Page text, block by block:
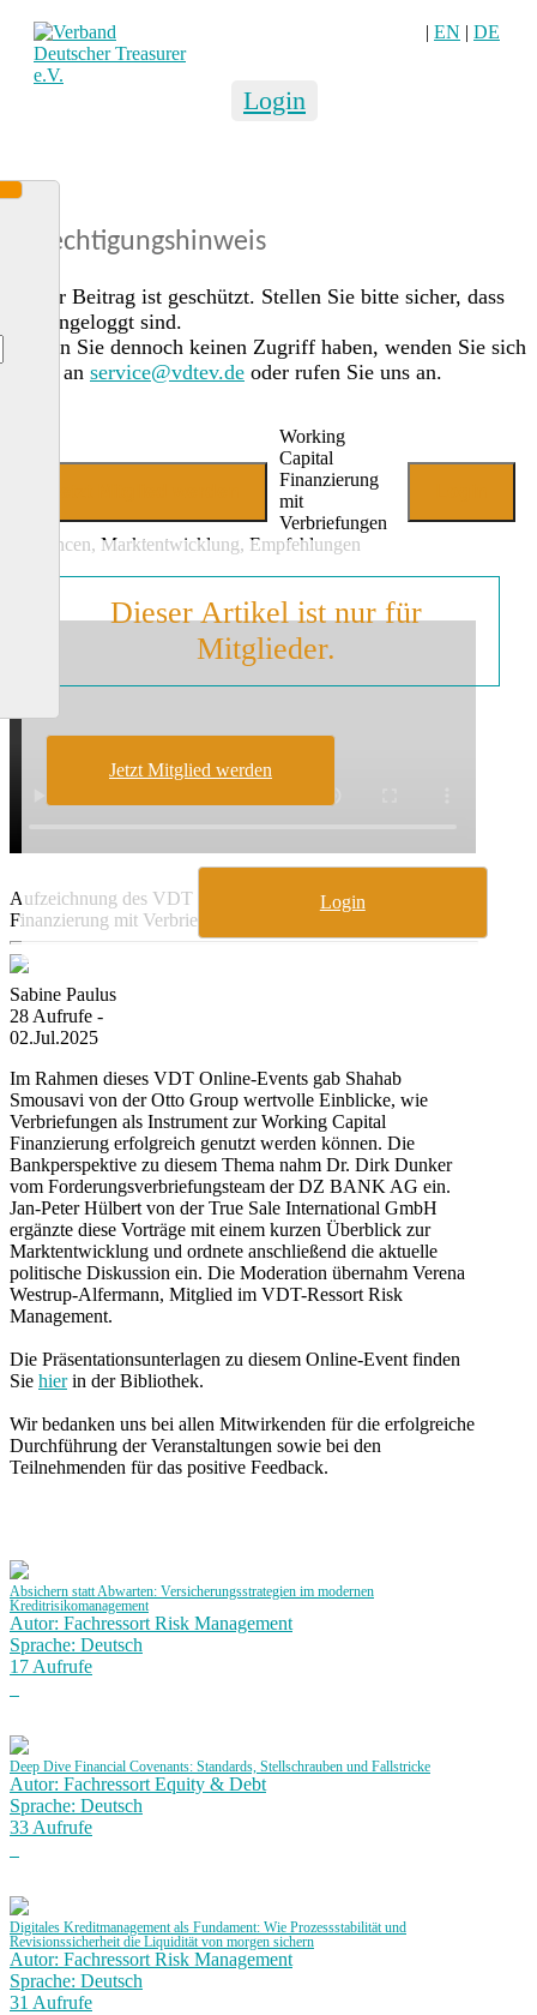
| EN | DE
Login
Berechtigungshinweis
Dieser Beitrag ist geschützt. Stellen Sie bitte sicher, dass
Sie eingeloggt sind.
Sollten Sie dennoch keinen Zugriff haben, wenden Sie sich
gerne an service@vdtev.de oder rufen Sie uns an.
Working
Capital
Finanzierung
mit
Verbriefungen
– Chancen, Marktentwicklung, Empfehlungen
Dieser Artikel ist nur für
Mitglieder.
Jetzt Mitglied werden
Login
Aufzeichnung des VDT Online-Events „Working Capital
Finanzierung mit Verbriefungen“
Sabine Paulus
28 Aufrufe -
02.Jul.2025
Im Rahmen dieses VDT Online-Events gab Shahab
Smousavi von der Otto Group wertvolle Einblicke, wie
Verbriefungen als Instrument zur Working Capital
Finanzierung erfolgreich genutzt werden können. Die
Bankperspektive zu diesem Thema nahm Dr. Dirk Dunker
vom Forderungsverbriefungsteam der DZ BANK AG ein.
Jan-Peter Hülbert von der True Sale International GmbH
ergänzte diese Vorträge mit einem kurzen Überblick zur
Marktentwicklung und ordnete anschließend die aktuelle
politische Diskussion ein. Die Moderation übernahm Verena
Westrup-Alfermann, Mitglied im VDT-Ressort Risk
Management.
Die Präsentationsunterlagen zu diesem Online-Event finden
Sie hierin der Bibliothek.
Wir bedanken uns bei allen Mitwirkenden für die erfolgreiche
Durchführung der Veranstaltungen sowie bei den
Teilnehmenden für das positive Feedback.
Absichern statt Abwarten: Versicherungsstrategien im modernen
Kreditrisikomanagement
Autor: Fachressort Risk Management
Sprache: Deutsch
17 Aufrufe
Deep Dive Financial Covenants: Standards, Stellschrauben und Fallstricke
Autor: Fachressort Equity & Debt
Sprache: Deutsch
33 Aufrufe
Digitales Kreditmanagement als Fundament: Wie Prozessstabilität und
Revisionssicherheit die Liquidität von morgen sichern
Autor: Fachressort Risk Management
Sprache: Deutsch
31 Aufrufe